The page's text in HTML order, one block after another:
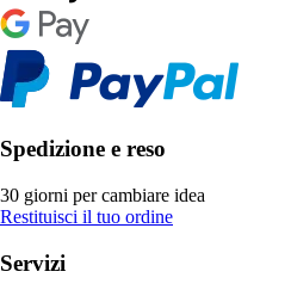
Spedizione e reso
30 giorni per cambiare idea
Restituisci il tuo ordine
Servizi